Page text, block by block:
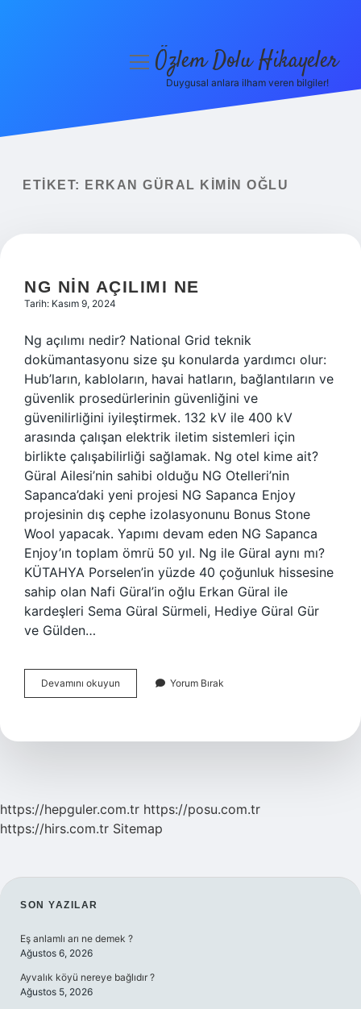
Yasal Uyarı
menüyüÖzlem Dolu Hikayeler
Duygusal anlara ilham veren bilgiler!
ETIKET: ERKAN GÜRAL KIMIN OĞLU
NG NIN AÇILIMI NE
Tarih: Kasım 9, 2024
Ng açılımı nedir? National Grid teknik
dokümantasyonu size şu konularda yardımcı olur:
Hub’ların, kabloların, havai hatların, bağlantıların ve
güvenlik prosedürlerinin güvenliğini ve
güvenilirliğini iyileştirmek. 132 kV ile 400 kV
arasında çalışan elektrik iletim sistemleri için
birlikte çalışabilirliği sağlamak. Ng otel kime ait?
Güral Ailesi’nin sahibi olduğu NG Otelleri’nin
Sapanca’daki yeni projesi NG Sapanca Enjoy
projesinin dış cephe izolasyonunu Bonus Stone
Wool yapacak. Yapımı devam eden NG Sapanca
Enjoy’ın toplam ömrü 50 yıl. Ng ile Güral aynı mı?
KÜTAHYA Porselen’in yüzde 40 çoğunluk hissesine
sahip olan Nafi Güral’in oğlu Erkan Güral ile
kardeşleri Sema Güral Sürmeli, Hediye Güral Gür
ve Gülden…
Devamını okuyun
Nin
Yorum Bırak
https://hepguler.com.tr https://posu.com.tr
https://hirs.com.tr Sitemap
SIDEBAR
SON YAZILAR
Eş anlamlı arı ne demek ?
Ağustos 6, 2026
Ayvalık köyü nereye bağlıdır ?
Ağustos 5, 2026